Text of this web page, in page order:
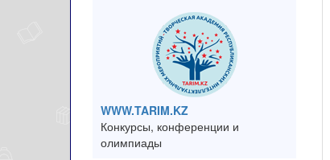
WWW.TARIM.KZ
Конкурсы, конференции и
олимпиады